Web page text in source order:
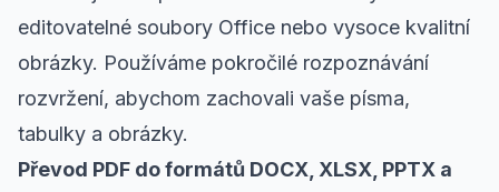
editovatelné soubory Office nebo vysoce kvalitní
obrázky. Používáme pokročilé rozpoznávání
rozvržení, abychom zachovali vaše písma,
tabulky a obrázky.
Převod PDF do formátů DOCX, XLSX, PPTX a